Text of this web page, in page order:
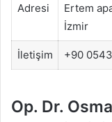
Adresi
Ertem
İzmir
İletişim +90
Op. Dr.